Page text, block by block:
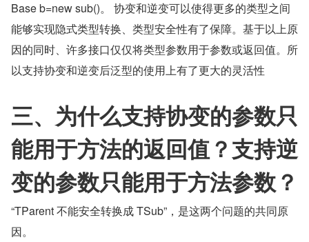
Base b=new sub()。 协变和逆变可以使得更多的类型之间
能够实现隐式类型转换、类型安全性有了保障。基于以上原
因的同时、许多接口仅仅将类型参数用于参数或返回值。所
以支持协变和逆变后泛型的使用上有了更大的灵活性
三、为什么支持协变的参数只
能用于方法的返回值？支持逆
变的参数只能用于方法参数？
“TParent 不能安全转换成 TSub”，是这两个问题的共同原
因。